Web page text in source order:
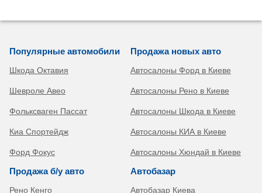
Популярные автомобили
Шкода Октавия
Шевроле Авео
Фольксваген Пассат
Киа Спортейдж
Форд Фокус
Продажа б/у авто
Рено Кенго
Продажа новых авто
Автосалоны Форд в Киеве
Автосалоны Рено в Киеве
Автосалоны Шкода в Киеве
Автосалоны КИА в Киеве
Автосалоны Хюндай в Киеве
Автобазар
Автобазар Киева